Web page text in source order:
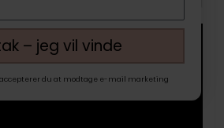
– jeg vil vinde
du at modtage e-mail marketing